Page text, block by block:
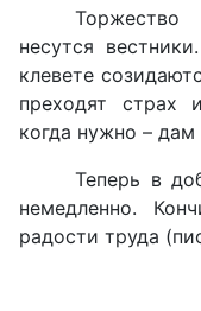
несутся
клевете
преходят страх
когда нужно – дам
Теперь в
немедленно.
радости труда